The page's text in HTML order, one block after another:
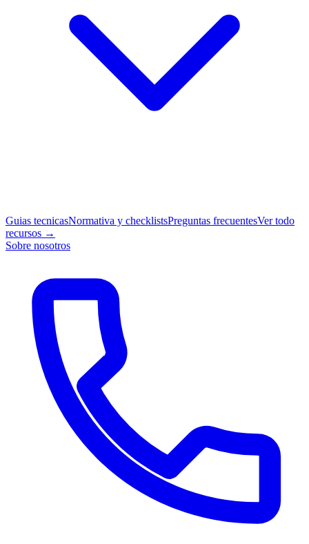
Guias tecnicasNormativa y checklistsPreguntas frecuentesVer todo
recursos →
Sobre nosotros